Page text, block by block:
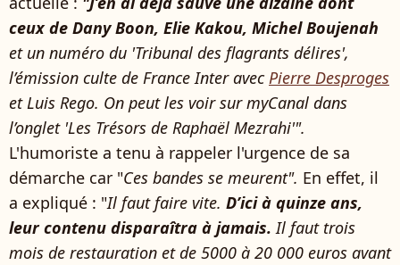
ceux de Dany Boon, Elie Kakou, Michel Boujenah
et un numéro du 'Tribunal des flagrants délires',
l’émission culte de France Inter avecPierre Desproges
et Luis Rego. On peut les voir sur myCanal dans
l’onglet 'Les Trésors de Raphaël Mezrahi'".
L'humoriste a tenu à rappeler l'urgence de sa
démarche car "Ces bandes se meurent". En effet, il
a expliqué : "Il faut faire vite. D’ici à quinze ans,
leur contenu disparaîtra à jamais. Il faut trois
mois de restauration et de 5000 à 20 000 euros avant